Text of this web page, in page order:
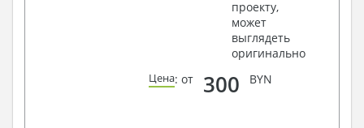
Ведомости расхода стали и бетона
3. Инженерный раздел (приобретается по желанию
Водоснабжение и канализация
проекту,
может
выглядеть
оригинально
Цена: от 300 BYN